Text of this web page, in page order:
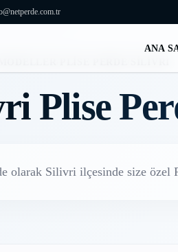
ANA
Plise
olarak Silivri ilçesinde size özel